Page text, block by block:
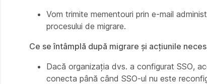
Vom trimite mementouri prin e-mail
procesului de migrare.
Ce se întâmplă după migrare și acțiunile
Dacă organizația dvs. a configurat SSO,
conecta până când SSO-ul nu este